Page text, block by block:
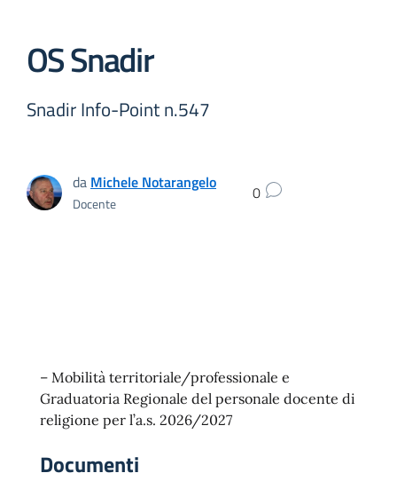
OS Snadir
Snadir Info-Point n.547
da Michele Notarangelo
Docente 0
– Mobilità territoriale/professionale e
Graduatoria Regionale del personale docente di
religione per l’a.s. 2026/2027
Documenti